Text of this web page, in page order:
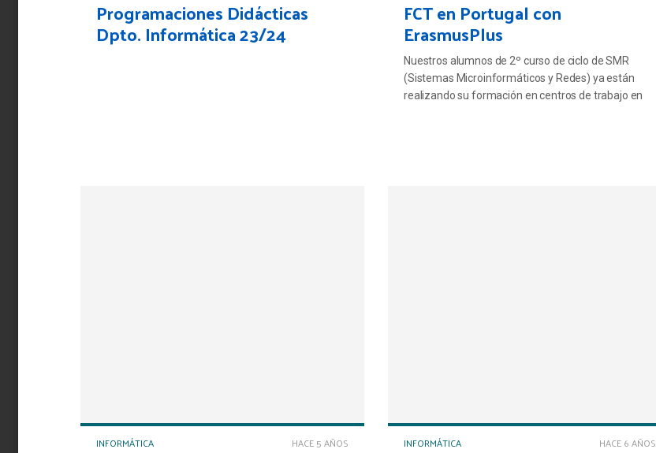
Programaciones Didácticas
Dpto. Informática 23/24
FCT en Portugal con
ErasmusPlus
Nuestros alumnos de 2º curso de ciclo de SMR
(Sistemas Microinformáticos y Redes) ya están
realizando su formación en centros de trabajo en
HACE 5 AÑOS
INFORMÁTICA HACE 6 AÑOS
INFORMÁTICA